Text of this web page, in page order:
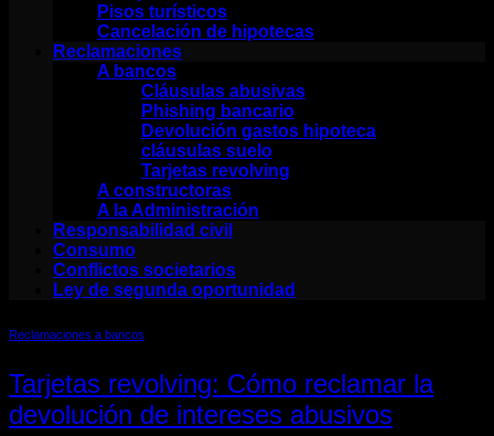
Pisos turísticos
Cancelación de hipotecas
Reclamaciones
A bancos
Cláusulas abusivas
Phishing bancario
Devolución gastos hipoteca
cláusulas suelo
Tarjetas revolving
A constructoras
A la Administración
Responsabilidad civil
Consumo
Conflictos societarios
Ley de segunda oportunidad
Reclamaciones a bancos
Tarjetas revolving: Cómo reclamar la
devolución de intereses abusivos